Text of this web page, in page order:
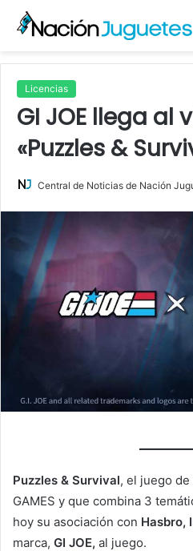
Licencias
GI JOE llega al
«Puzzles &
Central de Noticias de Nación
Puzzles & Survival, el juego
GAMES y que combina 3
hoy su asociación con Hasbro,
marca, GI JOE, al juego.